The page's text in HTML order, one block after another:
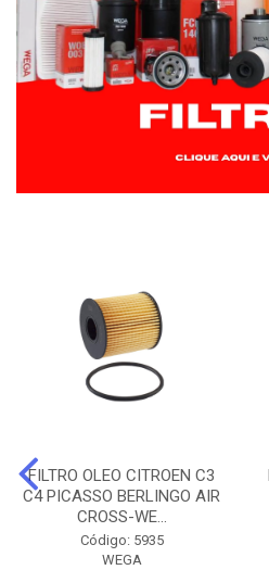
FILTRO OLEO CITROEN C3
C4 PICASSO BERLINGO AIR
CROSS-WE...
Código: 5935
WEGA